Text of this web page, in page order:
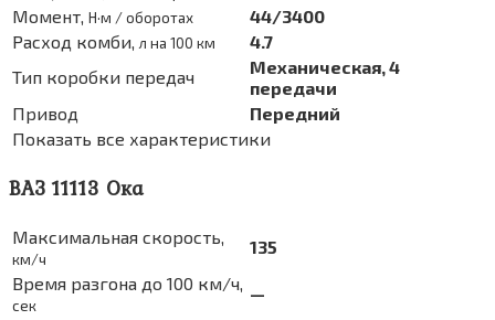
Момент, Н·м / оборотах
44/3400
Расход комби, л на 100 км
4.7
Тип коробки передач
Механическая, 4
передачи
Привод
Передний
Показать все характеристики
ВАЗ 11113 Ока
Максимальная скорость,
км/ч
135
Время разгона до 100 км/ч,
сек
—